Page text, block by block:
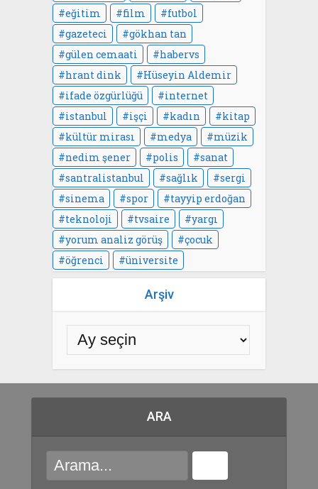
eğitim
film
futbol
gazeteci
gökhan tan
gülen cemaati
habervs
hrant dink
Hüseyin Aldemir
ifade özgürlüğü
internet
istanbul
işçi kadın
kitap
kültür mirası
medya
müzik
nedim şener
polis
sanat
santralistanbul
sağlık
sergi
sinema
spor
tayyip erdoğan
teknoloji
tvsaire
yargı
yorum analiz görüş
çocuk
öğrenci
üniversite
Arşiv
ARA